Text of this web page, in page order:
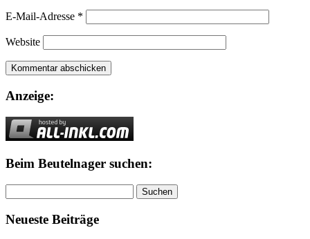
E-Mail-Adresse *
Website
Anzeige:
Beim Beutelnager suchen:
nach:
Neueste Beiträge